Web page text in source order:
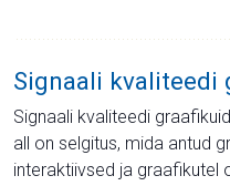
Signaali kvaliteedi
Signaali kvaliteedi
all on selgitus, mida antud
interaktiivsed ja graafikutel